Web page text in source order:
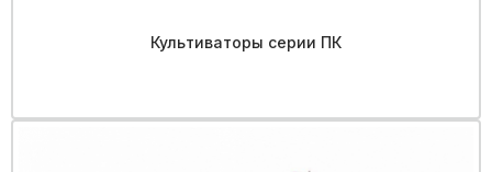
Культиваторы серии ПК